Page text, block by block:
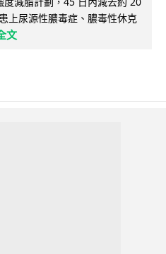
上尿源性膿毒症、膿毒性休克
文